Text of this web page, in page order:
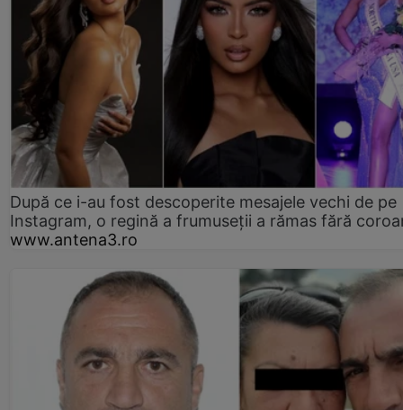
După ce i-au fost descoperite mesajele vechi de pe
Instagram, o regină a frumuseții a rămas fără
www.antena3.ro